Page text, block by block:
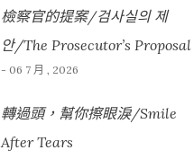
檢察官的提案/검사실의 제
안/The Prosecutor’s Proposal
- 06 7 月 , 2026
轉過頭，幫你擦眼淚/Smile
After Tears